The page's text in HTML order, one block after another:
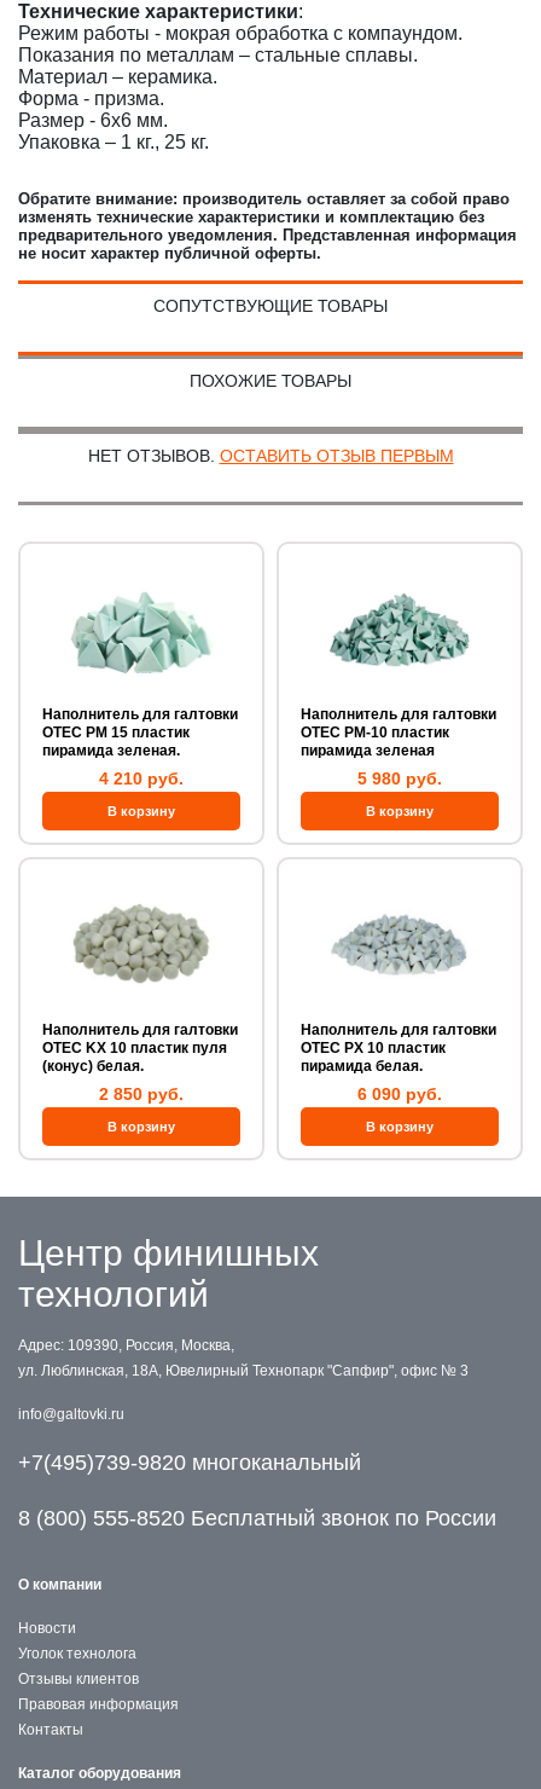
Технические характеристики:
Режим работы - мокрая обработка с компаундом.
Показания по металлам – стальные сплавы.
Материал – керамика.
Форма - призма.
Размер - 6х6 мм.
Упаковка – 1 кг., 25 кг.
Обратите внимание: производитель оставляет за собой право
изменять технические характеристики и комплектацию без
предварительного уведомления. Представленная информация
не носит характер публичной оферты.
СОПУТСТВУЮЩИЕ ТОВАРЫ
ПОХОЖИЕ ТОВАРЫ
НЕТ ОТЗЫВОВ. ОСТАВИТЬ ОТЗЫВ ПЕРВЫМ
Наполнитель для галтовки
OTEC PM 15 пластик
пирамида зеленая.
4 210 руб.
Наполнитель для галтовки
OTEC PM-10 пластик
пирамида зеленая
5 980 руб.
Наполнитель для галтовки
OTEC KX 10 пластик пуля
(конус) белая.
2 850 руб.
Наполнитель для галтовки
OTEC PX 10 пластик
пирамида белая.
6 090 руб.
Центр финишных
технологий
Адрес: 109390, Россия, Москва,
ул. Люблинская, 18А, Ювелирный Технопарк "Сапфир", офис № 3
info@galtovki.ru
+7(495)739-9820 многоканальный
8 (800) 555-8520 Бесплатный звонок по России
О компании
Новости
Уголок технолога
Отзывы клиентов
Правовая информация
Контакты
Каталог оборудования